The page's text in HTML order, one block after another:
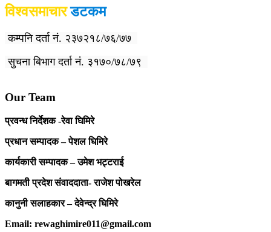
विश्वसमाचारडटकम
कम्पनि दर्ता नं. २३७२१८/७६/७७
सुचना बिभाग दर्ता नं. ३१७०/७८/७९
Our Team
प्रवन्ध निर्देशक -रेवा घिमिरे
प्रधान सम्पादक – पेशल घिमिरे
कार्यकारी सम्पादक – उमेश भट्टराई
बागमती प्रदेश संवाददाता- राजेश पोखरेल
कानुनी सलाहकार – देवेन्द्र घिमिरे
Email: rewaghimire011@gmail.com